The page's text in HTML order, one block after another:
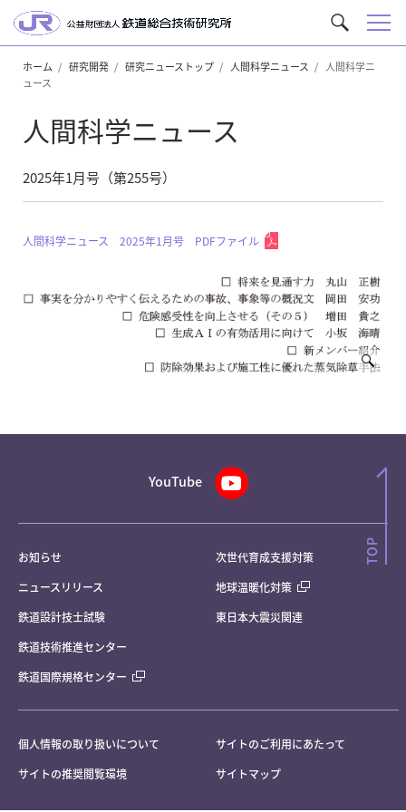
サ
イ
ト
メ
ホーム 研究開発 研究ニューストップ 人間科学ニュース
人間科学ニ
ュース
人間科学ニュース
2025年1月号（第255号）
人間科学ニュース 2025年1月号 PDFファイル
YouTube
お知らせ
ニュースリリース
鉄道設計技士試験
鉄道技術推進センター
鉄道国際規格センター
次世代育成支援対策
地球温暖化対策
東日本大震災関連
個人情報の取り扱いについて
サイトのご利用にあたって
サイトの推奨閲覧環境
サイトマップ